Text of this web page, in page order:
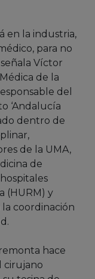
en la industria,
para no
Víctor
de la
del
‘Andalucía
dentro de
de la UMA,
de
(HURM) y
la coordinación
hace
cirujano